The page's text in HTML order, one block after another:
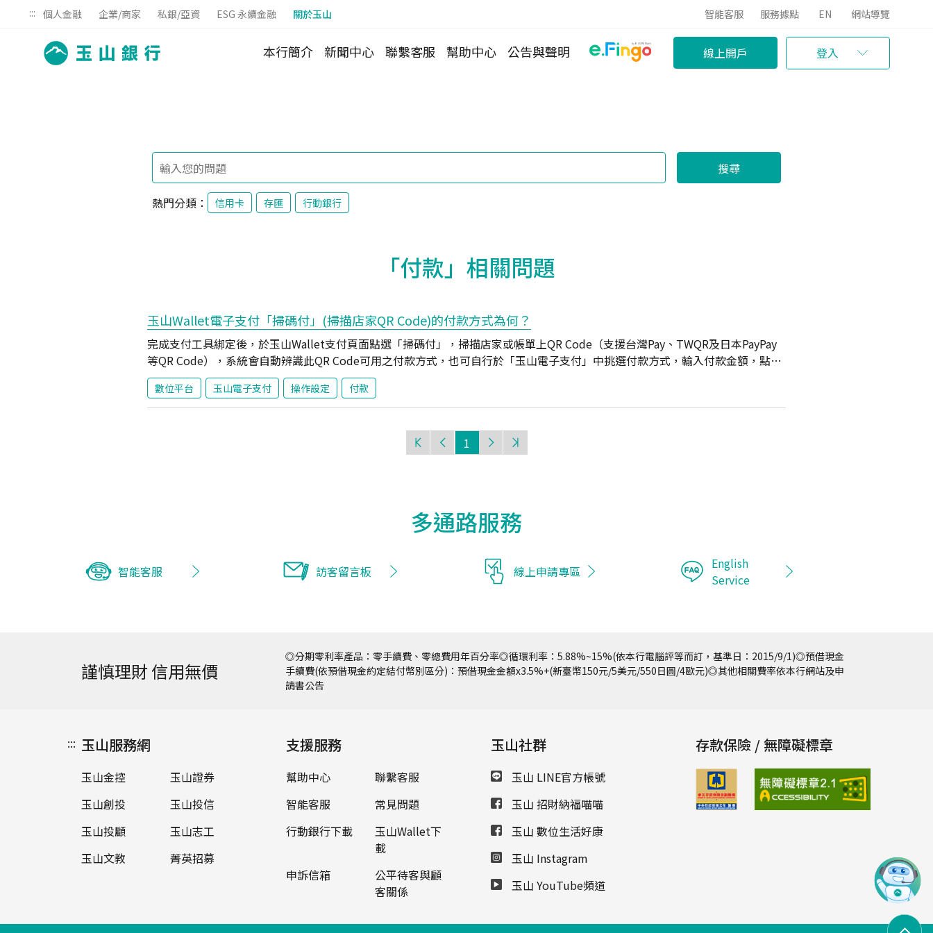
::: 個人金融 企業/商家 私銀/亞資 ESG 永續金融 關於玉山 智能客服 服務據點 EN 網站導覽
本行簡介 新聞中心 聯繫客服 幫助中心 公告與聲明 線上開戶 登入
熱門分類： 信用卡 存匯 行動銀行
搜尋
「付款」相關問題
玉山Wallet電子支付「掃碼付」(掃描店家QR Code)的付款方式為何？
完成支付工具綁定後，於玉山Wallet支付頁面點選「掃碼付」，掃描店家或帳單上QR Code（支援台灣Pay、TWQR及日本PayPay
等QR Code），系統會自動辨識此QR Code可用之付款方式，也可自行於「玉山電子支付」中挑選付款方式，輸入付款金額，點選
下一步即可完成付款。 玉山電子支付可綁定支付工具說明請見「玉山Wallet電子支付可綁定哪些支付工具呢？」。
數位平台 玉山電子支付 操作設定 付款
1
多通路服務
智能客服 訪客留言板 線上申請專區
English
Service
謹慎理財 信用無價
◎分期零利率產品：零手續費、零總費用年百分率◎循環利率：5.88%~15%(依本行電腦評等而訂，基準日：2015/9/1)◎預借現金
手續費(依預借現金約定結付幣別區分)：預借現金金額x3.5%+(新臺幣150元/5美元/550日圓/4歐元)◎其他相關費率依本行網站及申
請書公告
::: 玉山服務網
玉山金控
玉山證券
玉山創投
玉山投信
玉山投顧
玉山志工
玉山文教
菁英招募
支援服務
幫助中心
聯繫客服
智能客服
常見問題
行動銀行下載
玉山Wallet下
載
申訴信箱
公平待客與顧
客關係
玉山社群
玉山 LINE官方帳號
玉山 招財納福喵喵
玉山 數位生活好康
玉山 Instagram
玉山 YouTube頻道
存款保險 / 無障礙標章